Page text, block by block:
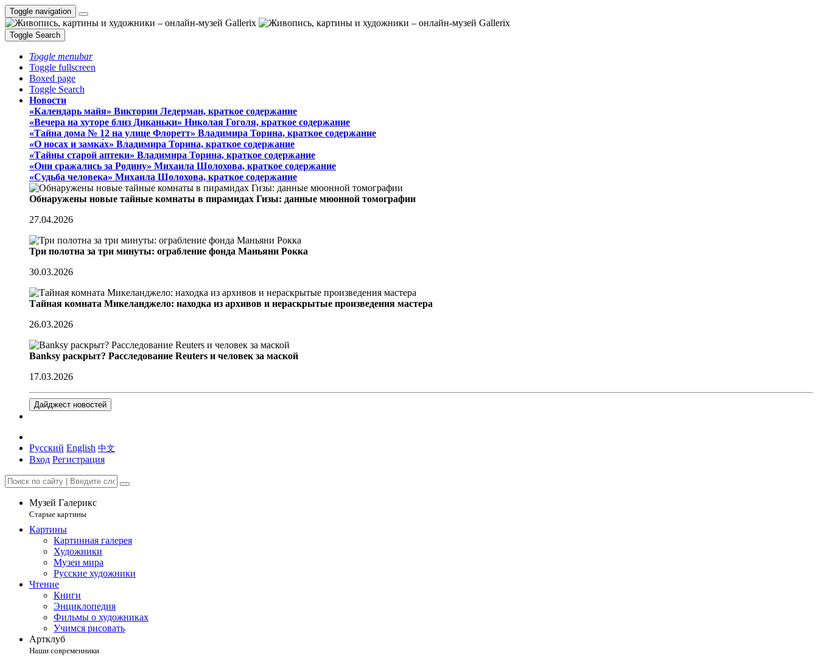
Toggle navigation
Toggle Search
Toggle menubar
Toggle fullscreen
Boxed page
Toggle Search
Новости
«Календарь майя» Виктории Ледерман, краткое содержание
«Вечера на хуторе близ Диканьки» Николая Гоголя, краткое содержание
«Тайна дома № 12 на улице Флоретт» Владимира Торина, краткое содержание
«О носах и замка́х» Владимира Торина, краткое содержание
«Тайны старой аптеки» Владимира Торина, краткое содержание
«Они сражались за Родину» Михаила Шолохова, краткое содержание
«Судьба человека» Михаила Шолохова, краткое содержание
Обнаружены новые тайные комнаты в пирамидах Гизы: данные мюонной томографии
27.04.2026
Три полотна за три минуты: ограбление фонда Маньяни Рокка
30.03.2026
Тайная комната Микеланджело: находка из архивов и нераскрытые произведения мастера
26.03.2026
Banksy раскрыт? Расследование Reuters и человек за маской
17.03.2026
Дайджест новостей
Русский English 中文
Вход Регистрация
Музей Галерикс
Старые картины
Картины
Картинная галерея
Художники
Музеи мира
Русские художники
Чтение
Книги
Энциклопедия
Фильмы о художниках
Учимся рисовать
Артклуб
Наши современники